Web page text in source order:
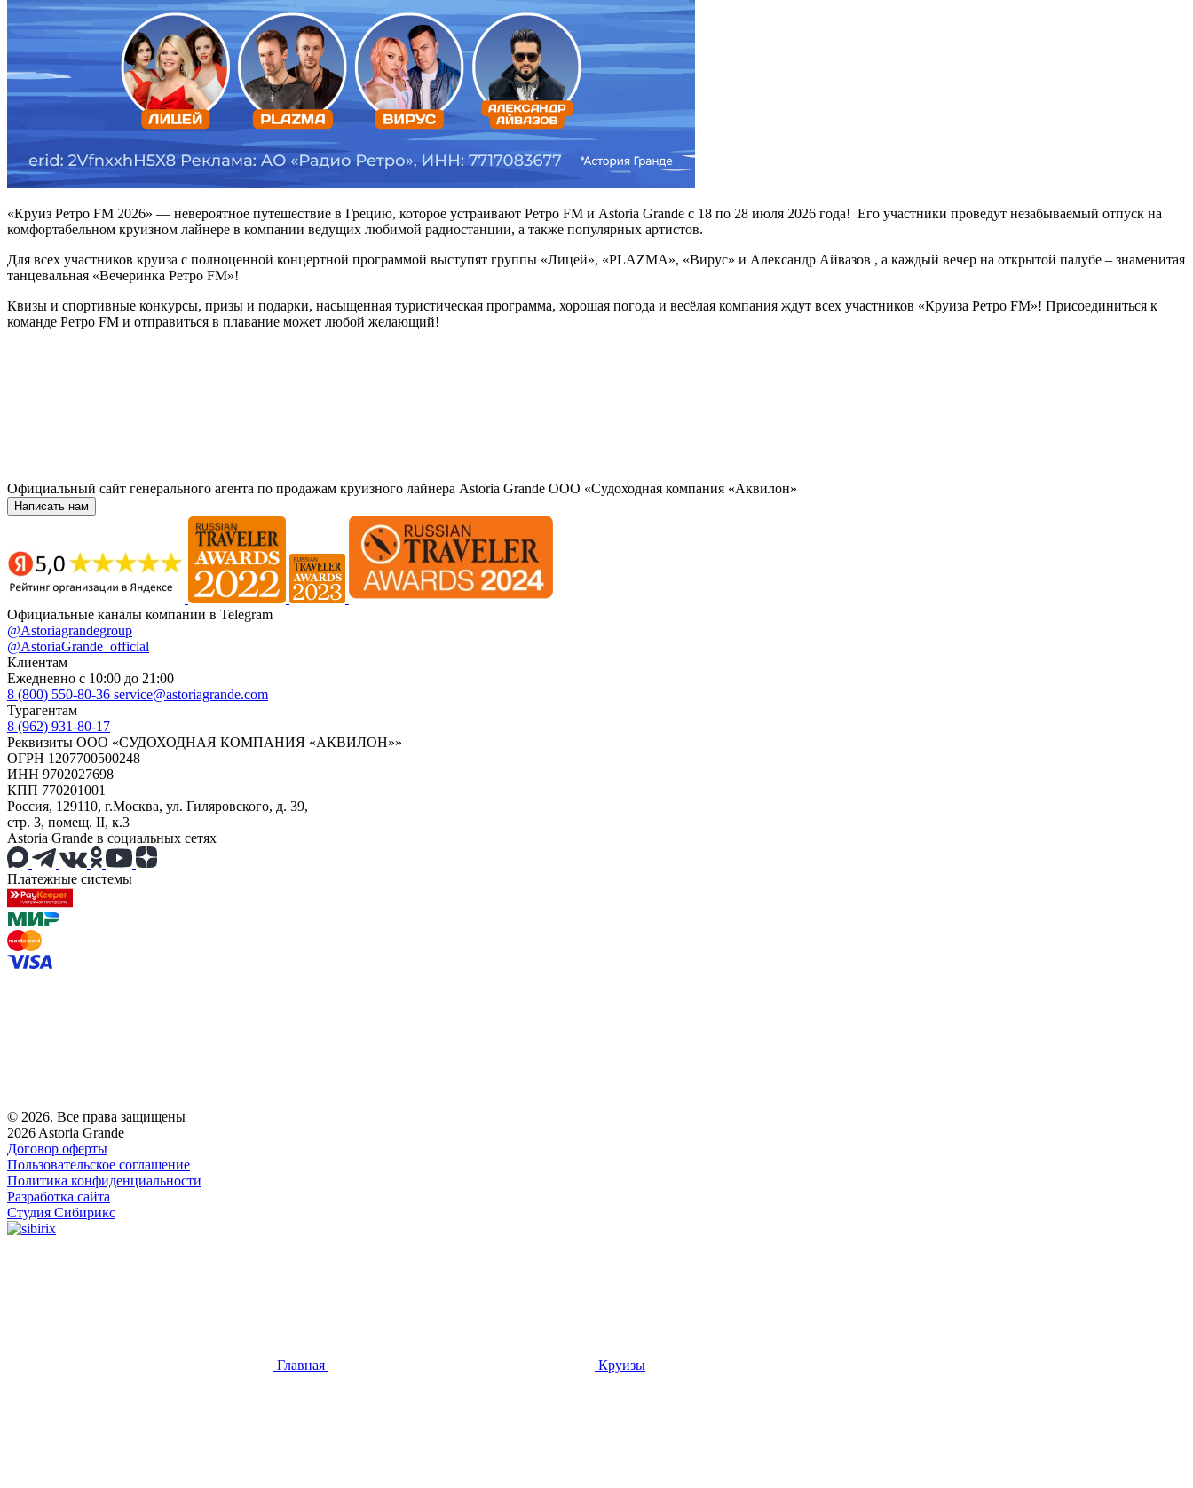
«Круиз Ретро FM 2026» — невероятное путешествие в Грецию, которое устраивают Ретро FM и Astoria Grande с 18 по 28 июля 2026 года! Его участники проведут незабываемый отпуск на
комфортабельном круизном лайнере в компании ведущих любимой радиостанции, а также популярных артистов.
Для всех участников круиза с полноценной концертной программой выступят группы «Лицей», «PLAZMA», «Вирус» и Александр Айвазов , а каждый вечер на открытой палубе – знаменитая
танцевальная «Вечеринка Ретро FM»!
Квизы и спортивные конкурсы, призы и подарки, насыщенная туристическая программа, хорошая погода и весёлая компания ждут всех участников «Круиза Ретро FM»! Присоединиться к
команде Ретро FM и отправиться в плавание может любой желающий!
Официальный сайт генерального агента по продажам круизного лайнера Astoria Grande ООО «Судоходная компания «Аквилон»
Написать нам
Официальные каналы компании в Telegram
@Astoriagrandegroup
@AstoriaGrande_official
Клиентам
Ежедневно с 10:00 до 21:00
8 (800) 550-80-36 service@astoriagrande.com
Турагентам
8 (962) 931-80-17
Реквизиты ООО «СУДОХОДНАЯ КОМПАНИЯ «АКВИЛОН»»
ОГРН 1207700500248
ИНН 9702027698
КПП 770201001
Россия, 129110, г.Москва, ул. Гиляровского, д. 39,
стр. 3, помещ. II, к.3
Astoria Grande в социальных сетях
Платежные системы
© 2026. Все права защищены
2026 Astoria Grande
Договор оферты
Пользовательское соглашение
Политика конфиденциальности
Разработка сайта
Студия Сибирикс
Главная Круизы